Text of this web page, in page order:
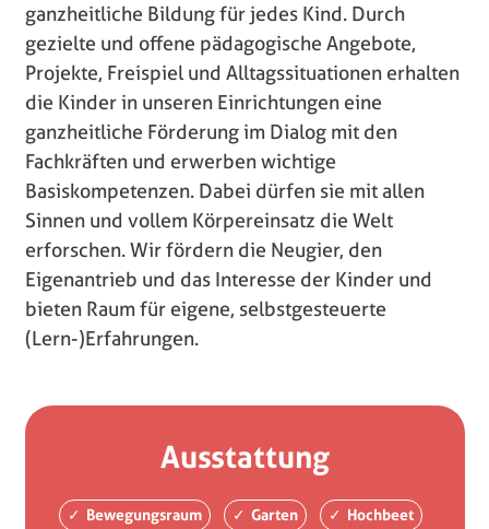
ganzheitliche Bildung für jedes Kind. Durch
gezielte und offene pädagogische Angebote,
Projekte, Freispiel und Alltagssituationen erhalten
die Kinder in unseren Einrichtungen eine
ganzheitliche Förderung im Dialog mit den
Fachkräften und erwerben wichtige
Basiskompetenzen. Dabei dürfen sie mit allen
Sinnen und vollem Körpereinsatz die Welt
erforschen. Wir fördern die Neugier, den
Eigenantrieb und das Interesse der Kinder und
bieten Raum für eigene, selbstgesteuerte
(Lern-)Erfahrungen.
Ausstattung
Bewegungsraum Garten Hochbeet